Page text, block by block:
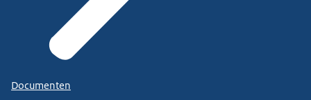
Documenten